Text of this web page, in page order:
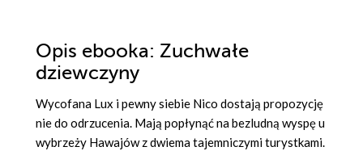
Opis ebooka: Zuchwałe
dziewczyny
Wycofana Lux i pewny siebie Nico dostają propozycję
nie do odrzucenia. Mają popłynąć na bezludną wyspę u
wybrzeży Hawajów z dwiema tajemniczymi turystkami.